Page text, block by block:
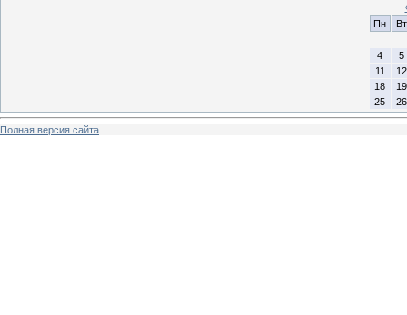
Пн
Вт
4
5
11
12
18
19
25
26
Полная версия сайта